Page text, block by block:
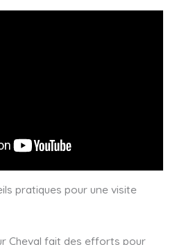
pratiques pour une visite
Cheval fait des efforts pour